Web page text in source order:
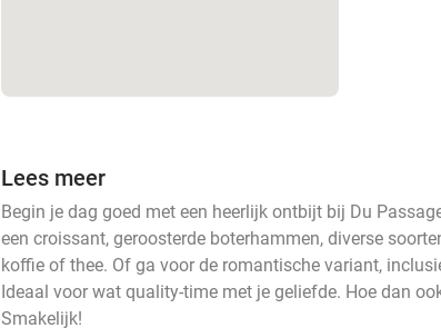
Lees meer
Begin je dag goed met een heerlijk ontbijt bij Du
een croissant, geroosterde boterhammen, diverse
koffie of thee. Of ga voor de romantische variant,
Ideaal voor wat quality-time met je geliefde. Hoe dan
Smakelijk!